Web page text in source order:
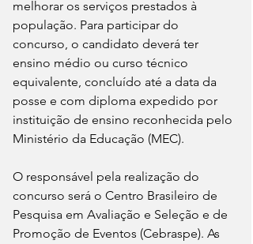
melhorar os serviços prestados à
população. Para participar do
concurso, o candidato deverá ter
ensino médio ou curso técnico
equivalente, concluído até a data da
posse e com diploma expedido por
instituição de ensino reconhecida pelo
Ministério da Educação (MEC).
O responsável pela realização do
concurso será o Centro Brasileiro de
Pesquisa em Avaliação e Seleção e de
Promoção de Eventos (Cebraspe). As